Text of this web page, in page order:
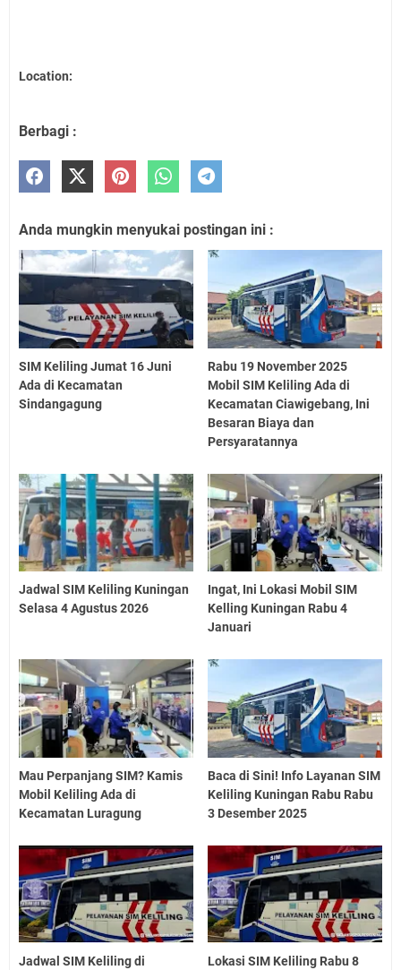
Location:
Berbagi :
Anda mungkin menyukai postingan ini :
SIM Keliling Jumat 16 Juni
Ada di Kecamatan
Sindangagung
Rabu 19 November 2025
Mobil SIM Keliling Ada di
Kecamatan Ciawigebang, Ini
Besaran Biaya dan
Persyaratannya
Jadwal SIM Keliling Kuningan
Selasa 4 Agustus 2026
Ingat, Ini Lokasi Mobil SIM
Kelling Kuningan Rabu 4
Januari
Mau Perpanjang SIM? Kamis
Mobil Keliling Ada di
Kecamatan Luragung
Baca di Sini! Info Layanan SIM
Keliling Kuningan Rabu Rabu
3 Desember 2025
Jadwal SIM Keliling di
Lokasi SIM Keliling Rabu 8